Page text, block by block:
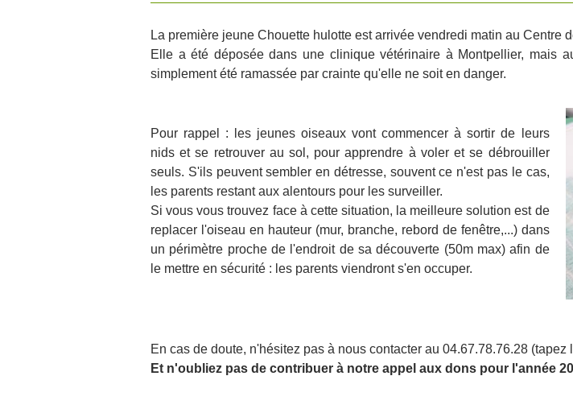
La première jeune Chouette hulotte est arrivée vendredi matin au
Elle a été déposée dans une clinique vétérinaire à Montpellier, mais
simplement été ramassée par crainte qu'elle ne soit en danger.
Pour rappel : les jeunes oiseaux vont commencer à sortir de leurs
nids et se retrouver au sol, pour apprendre à voler et se débrouiller
seuls. S'ils peuvent sembler en détresse, souvent ce n'est pas le cas,
les parents restant aux alentours pour les surveiller.
Si vous vous trouvez face à cette situation, la meilleure solution est de
replacer l'oiseau en hauteur (mur, branche, rebord de fenêtre,...) dans
un périmètre proche de l'endroit de sa découverte (50m max) afin de
le mettre en sécurité : les parents viendront s'en occuper.
En cas de doute, n'hésitez pas à nous contacter au 04.67.78.76.28
Et n'oubliez pas de contribuer à notre appel aux dons pour l'année